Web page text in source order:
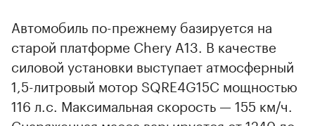
Автомобиль по-прежнему базируется на
старой платформе Chery A13. В качестве
силовой установки выступает атмосферный
1,5-литровый мотор SQRE4G15C мощностью
116 л.с. Максимальная скорость — 155 км/ч.